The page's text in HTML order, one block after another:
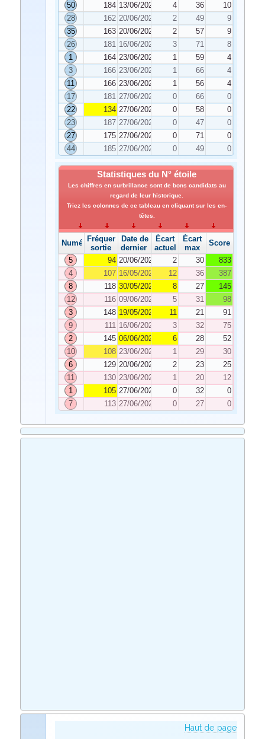
50
184 13/06/2023 4 36
10
28
162 20/06/2023 2 49
9
35
163 20/06/2023 2 57
9
26
181 16/06/2023 3 71
8
1
164 23/06/2023 1 59
4
3
166 23/06/2023 1 66
4
11
166 23/06/2023 1 56
4
17
181 27/06/2023 0 66
0
22
134 27/06/2023 0 58
0
23
187 27/06/2023 0 47
0
27
175 27/06/2023 0 71
0
44
185 27/06/2023 0 49 0
Statistiques du N° étoile
Les chiffres en surbrillance sont de bons candidats au
regard de leur historique.
Triez les colonnes de ce tableau en cliquant sur les en-
têtes.
NuméroFréquence de
sortie
Date de
dernier tirage
Écart
actuel
Écart
max
Score
5
94 20/06/2023 2 30
833
4
107 16/05/2023 12 36
387
8
118 30/05/2023 8 27
145
12
116 09/06/2023 5 31
98
3
148 19/05/2023 11 21
91
9
111 16/06/2023 3 32
75
2
145 06/06/2023 6 28
52
10
108 23/06/2023 1 29
30
6
129 20/06/2023 2 23
25
11
130 23/06/2023 1 20
12
1
105 27/06/2023 0 32
0
7
113 27/06/2023 0 27 0
Haut de page